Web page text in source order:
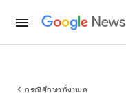
menu
chevron_left กรณีศึกษาทั้งหมด